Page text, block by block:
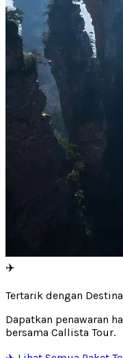
✈️
Tertarik dengan
Dapatkan penawaran
bersama Callista Tour.